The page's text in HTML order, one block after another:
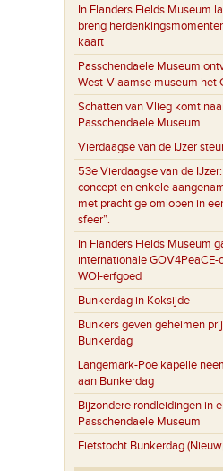
In Flanders Fields Museum
breng
kaart
Passchendaele Museum
West-Vlaamse museum het
Schatten van Vlieg komt
Passchendaele Museum
Vierdaagse van de IJzer
53e Vierdaagse van de
concept en enkele
met prachtige omlopen in
sfeer”.
In Flanders Fields Museum
internationale
WOI-erfgoed
Bunkerdag in Koksijde
Bunkers geven geheimen
Bunkerdag
Langemark-Poelkapelle
aan Bunkerdag
Bijzondere rondleidingen in
Passchendaele Museum
Fietstocht Bunkerdag